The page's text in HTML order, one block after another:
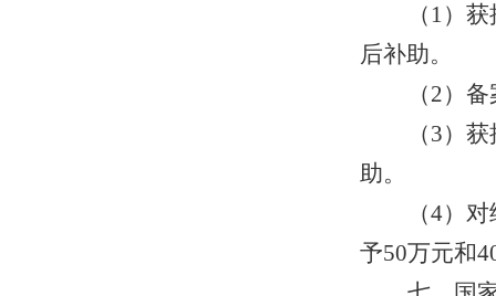
（1）
后补助。
（2）
（3）
助。
（4）
予50万元和